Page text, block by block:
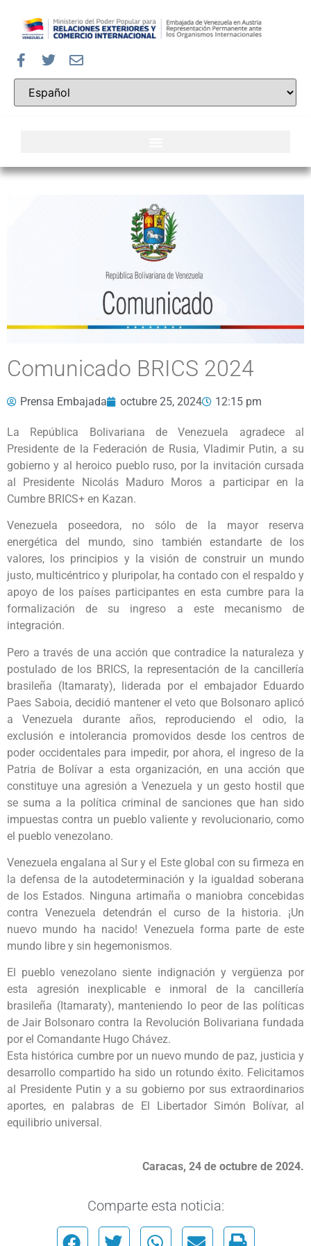
Comunicado BRICS 2024
Prensa Embajada octubre 25, 2024 12:15 pm
La República Bolivariana de Venezuela agradece al
Presidente de la Federación de Rusia, Vladimir Putin, a su
gobierno y al heroico pueblo ruso, por la invitación cursada
al Presidente Nicolás Maduro Moros a participar en la
Cumbre BRICS+ en Kazan.
Venezuela poseedora, no sólo de la mayor reserva
energética del mundo, sino también estandarte de los
valores, los principios y la visión de construir un mundo
justo, multicéntrico y pluripolar, ha contado con el respaldo y
apoyo de los países participantes en esta cumbre para la
formalización de su ingreso a este mecanismo de
integración.
Pero a través de una acción que contradice la naturaleza y
postulado de los BRICS, la representación de la cancillería
brasileña (Itamaraty), liderada por el embajador Eduardo
Paes Saboia, decidió mantener el veto que Bolsonaro aplicó
a Venezuela durante años, reproduciendo el odio, la
exclusión e intolerancia promovidos desde los centros de
poder occidentales para impedir, por ahora, el ingreso de la
Patria de Bolívar a esta organización, en una acción que
constituye una agresión a Venezuela y un gesto hostil que
se suma a la política criminal de sanciones que han sido
impuestas contra un pueblo valiente y revolucionario, como
el pueblo venezolano.
Venezuela engalana al Sur y el Este global con su firmeza en
la defensa de la autodeterminación y la igualdad soberana
de los Estados. Ninguna artimaña o maniobra concebidas
contra Venezuela detendrán el curso de la historia. ¡Un
nuevo mundo ha nacido! Venezuela forma parte de este
mundo libre y sin hegemonismos.
El pueblo venezolano siente indignación y vergüenza por
esta agresión inexplicable e inmoral de la cancillería
brasileña (Itamaraty), manteniendo lo peor de las políticas
de Jair Bolsonaro contra la Revolución Bolivariana fundada
por el Comandante Hugo Chávez.
Esta histórica cumbre por un nuevo mundo de paz, justicia y
desarrollo compartido ha sido un rotundo éxito. Felicitamos
al Presidente Putin y a su gobierno por sus extraordinarios
aportes, en palabras de El Libertador Simón Bolívar, al
equilibrio universal.
Caracas, 24 de octubre de 2024.
Comparte esta noticia: